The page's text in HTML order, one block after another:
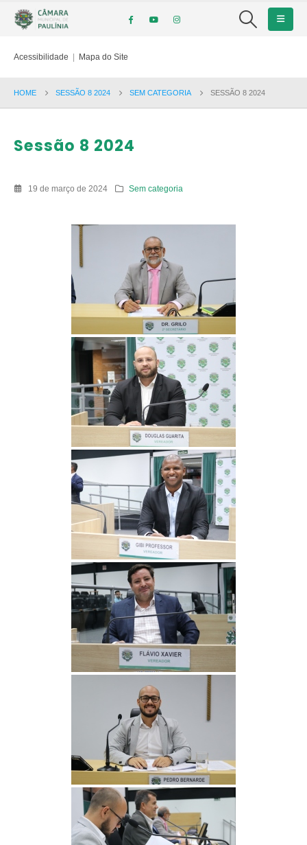
Acessibilidade | Mapa do Site
HOME SESSÃO 8 2024 SEM CATEGORIA SESSÃO 8 2024
Sessão 8 2024
19 de março de 2024 Sem categoria